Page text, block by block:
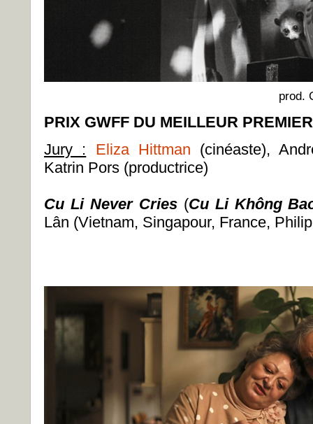
prod.
PRIX GWFF DU MEILLEUR
Jury :
Eliza Hittman (cinéaste),
Katrin Pors (productrice)
Cu Li Never Cries(Cu Li Không
Lân (Vietnam, Singapour, France,